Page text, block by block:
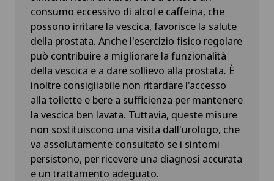
consumo eccessivo di alcol e caffeina, che
possono irritare la vescica, favorisce la salute
della prostata. Anche l'esercizio fisico regolare
può contribuire a migliorare la funzionalità
della vescica e a dare sollievo alla prostata. È
inoltre consigliabile non ritardare l'accesso
alla toilette e bere a sufficienza per mantenere
la vescica ben lavata. Tuttavia, queste misure
non sostituiscono una visita dall'urologo, che
va assolutamente consultato se i sintomi
persistono, per ricevere una diagnosi accurata
e un trattamento adeguato.